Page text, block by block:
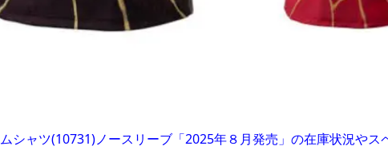
シャツ(10731)ノースリーブ「2025年８月発売」の在庫状況やス